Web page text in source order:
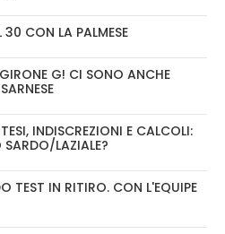
CON LA PALMESE
GIRONE G! CI SONO ANCHE
INDISCREZIONI E CALCOLI:
SARDO/LAZIALE?
TEST IN RITIRO. CON L'EQUIPE